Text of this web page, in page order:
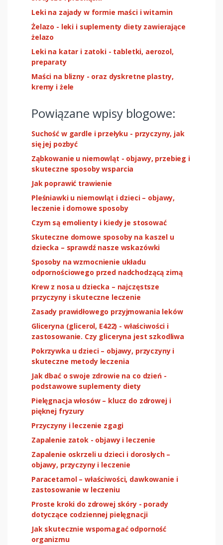
Leki na zajady w formie maści i witamin
Żelazo - leki i suplementy diety zawierające
żelazo
Leki na katar i zatoki - tabletki, aerozol,
preparaty
Maści na blizny - oraz dyskretne plastry,
kremy i żele
Powiązane wpisy blogowe:
Suchość w gardle i przełyku - przyczyny, jak
się jej pozbyć
Ząbkowanie u niemowląt - objawy, przebieg i
skuteczne sposoby wsparcia
Jak poprawić trawienie
Pleśniawki u niemowląt i dzieci – objawy,
leczenie i domowe sposoby
Czym są emolienty i kiedy je stosować
Skuteczne domowe sposoby na kaszel u
dziecka – sprawdź nasze wskazówki
Sposoby na wzmocnienie układu
odpornościowego przed nadchodzącą zimą
Krew z nosa u dziecka – najczęstsze
przyczyny i skuteczne leczenie
Zasady prawidłowego przyjmowania leków
Gliceryna (glicerol, E422) - właściwości i
zastosowanie. Czy gliceryna jest szkodliwa
Pokrzywka u dzieci – objawy, przyczyny i
skuteczne metody leczenia
Jak dbać o swoje zdrowie na co dzień -
podstawowe suplementy diety
Pielęgnacja włosów – klucz do zdrowej i
pięknej fryzury
Przyczyny i leczenie zgagi
Zapalenie zatok - objawy i leczenie
Zapalenie oskrzeli u dzieci i dorosłych –
objawy, przyczyny i leczenie
Paracetamol – właściwości, dawkowanie i
zastosowanie w leczeniu
Proste kroki do zdrowej skóry - porady
dotyczące codziennej pielęgnacji
Jak skutecznie wspomagać odporność
organizmu